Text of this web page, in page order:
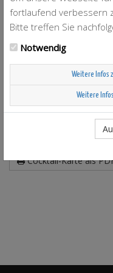
Ipanema
Long Island Ice Tea
Moscow Mule
Orgasmus Shot
Sex on the beach
Solero
Virgin Coco Loco
Cocktail-Karte als
fortlaufend verbessern
Bitte treffen Sie
Notwendig
Weitere Infos
Weitere